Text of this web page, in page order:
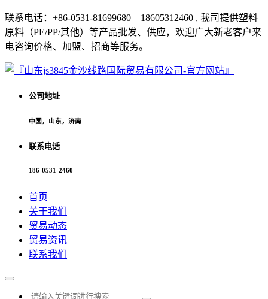
联系电话：+86-0531-81699680 18605312460 , 我司提供塑料
原料（PE/PP/其他）等产品批发、供应，欢迎广大新老客户来
电咨询价格、加盟、招商等服务。
公司地址
中国，山东，济南
联系电话
186-0531-2460
首页
关于我们
贸易动态
贸易资讯
联系我们